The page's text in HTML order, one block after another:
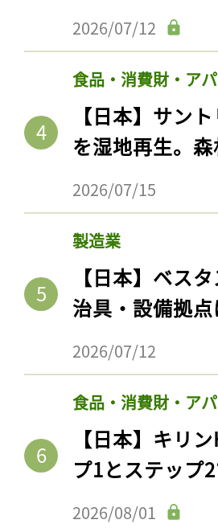
2026/07/12
食品・消費財・ア
【日本】サン
を湿地再生。
2026/07/15
製造業
【日本】ベス
治具・設備拠
2026/07/12
食品・消費財・ア
【日本】キリ
プ1とステップ
2026/08/01